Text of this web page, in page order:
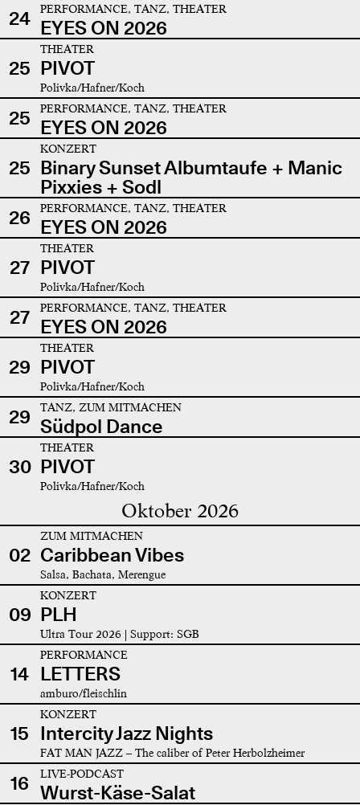
24 PERFORMANCE, TANZ, THEATER
EYES ON 2026
25
THEATER
PIVOT
Polivka/Hafner/Koch
25 PERFORMANCE, TANZ, THEATER
EYES ON 2026
25
KONZERT
Binary Sunset Albumtaufe + Manic
Pixxies + Sodl
26
PERFORMANCE, TANZ, THEATER
EYES ON 2026
27
THEATER
PIVOT
Polivka/Hafner/Koch
27 PERFORMANCE, TANZ, THEATER
EYES ON 2026
29
THEATER
PIVOT
Polivka/Hafner/Koch
29 TANZ, ZUM MITMACHEN
Südpol Dance
30
THEATER
PIVOT
Polivka/Hafner/Koch
Oktober 2026
02
ZUM MITMACHEN
Caribbean Vibes
Salsa, Bachata, Merengue
09
KONZERT
PLH
Ultra Tour 2026 | Support: SGB
14
PERFORMANCE
LETTERS
amburo/fleischlin
15
KONZERT
Intercity Jazz Nights
FAT MAN JAZZ – The caliber of Peter Herbolzheimer
16 LIVE-PODCAST
Wurst-Käse-Salat